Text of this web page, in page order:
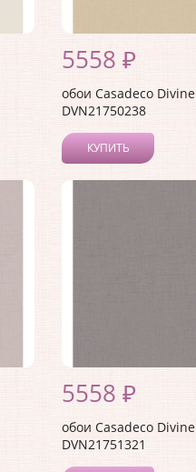
5558 ₽
обои Casadeco Divine
DVN21750238
КУПИТЬ
5558 ₽
обои Casadeco Divine
DVN21751321